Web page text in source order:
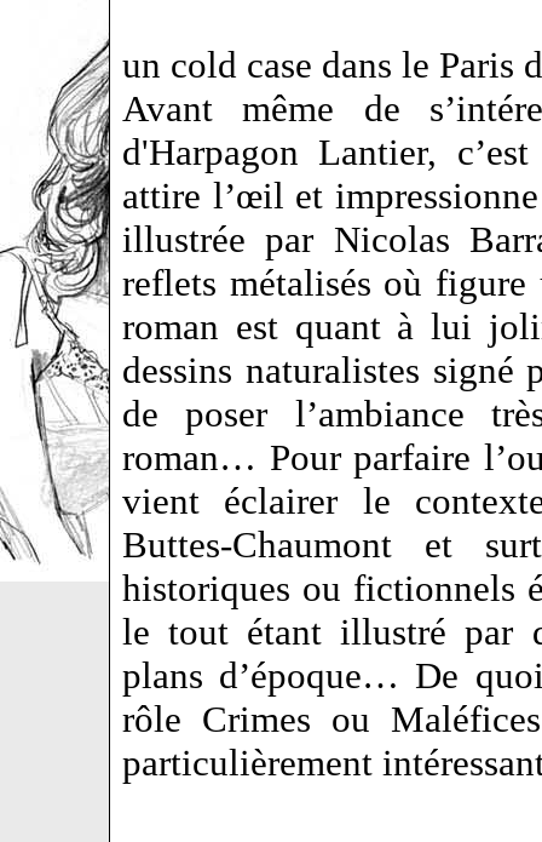
un cold case dans le Paris
Avant même de
d'Harpagon Lantier,
attire l’œil et
illustrée par Nicolas
reflets métalisés où
roman est quant à lui
dessins naturalistes signé
de poser l’ambiance
roman… Pour parfaire
vient éclairer le
Buttes-Chaumont et
historiques ou fictionnels
le tout étant illustré par
plans d’époque… De
rôle Crimes ou
particulièrement